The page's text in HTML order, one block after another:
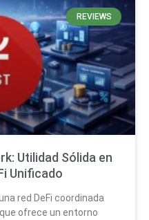
REVIEWS
Utilidad Sólida en
Unificado
red DeFi coordinada
ofrece un entorno